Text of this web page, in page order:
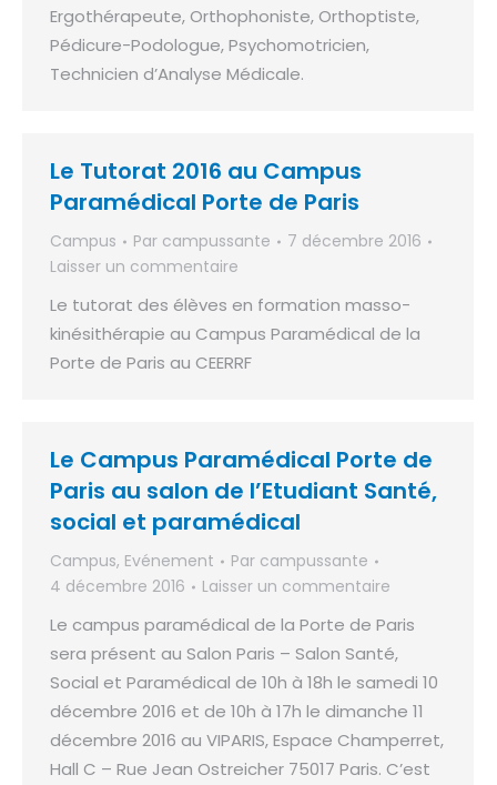
Ergothérapeute, Orthophoniste, Orthoptiste,
Pédicure-Podologue, Psychomotricien,
Technicien d’Analyse Médicale.
Le Tutorat 2016 au Campus
Paramédical Porte de Paris
Campus Par campussante
7 décembre 2016
Laisser un commentaire
Le tutorat des élèves en formation masso-
kinésithérapie au Campus Paramédical de la
Porte de Paris au CEERRF
Le Campus Paramédical Porte de
Paris au salon de l’Etudiant Santé,
social et paramédical
Campus, Evénement Par campussante
4 décembre 2016
Laisser un commentaire
Le campus paramédical de la Porte de Paris
sera présent au Salon Paris – Salon Santé,
Social et Paramédical de 10h à 18h le samedi 10
décembre 2016 et de 10h à 17h le dimanche 11
décembre 2016 au VIPARIS, Espace Champerret,
Hall C – Rue Jean Ostreicher 75017 Paris. C’est